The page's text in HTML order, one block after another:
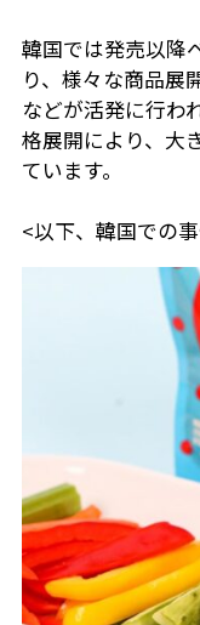
韓国では発売以降
り、様々な商品展
などが活発に行わ
格展開により、大
ています。
<以下、韓国での